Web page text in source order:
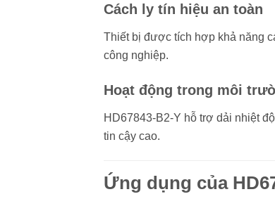
Cách ly tín hiệu an toàn
Thiết bị được tích hợp khả năng
công nghiệp.
Hoạt động trong môi
HD67843-B2-Y hỗ trợ dải nhiệt
tin cậy cao.
Ứng dụng của